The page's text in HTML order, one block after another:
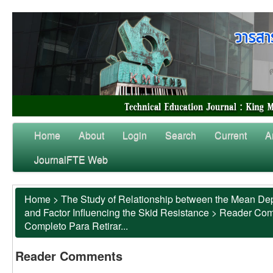
Home About Login Search Current
JournalFTE Web
Home > The Study of Relationship between the Mean
and Factor Influencing the Skid Resistance > Reader
Completo Para Retirar...
Reader Comments